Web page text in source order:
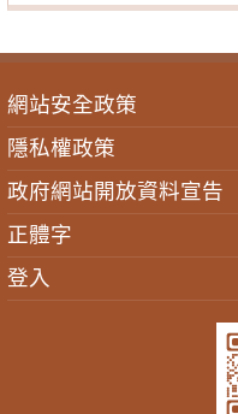
網站安全政策
隱私權政策
政府網站開放資料宣告
正體字
登入